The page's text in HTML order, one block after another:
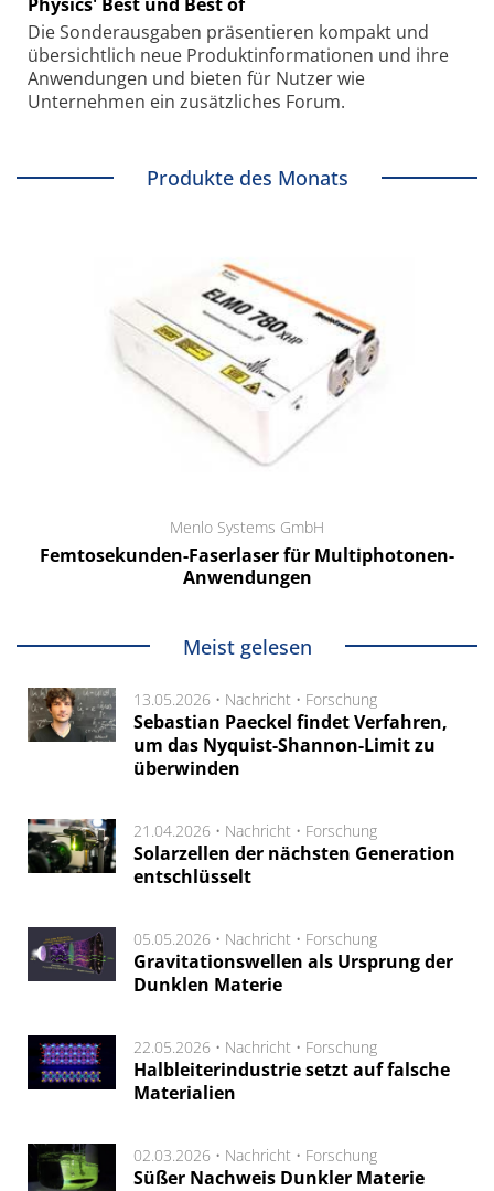
Die Sonder­ausgaben präsentieren kompakt und
übersichtlich neue Produkt­informationen und ihre
Anwendungen und bieten für Nutzer wie
Unternehmen ein zusätzliches Forum.
Produkte des Monats
Menlo Systems GmbH
Femtosekunden-Faserlaser für Multiphotonen-
Anwendungen
Meist gelesen
13.05.2026 • Nachricht • Forschung
Sebastian Paeckel findet Verfahren,
um das Nyquist-Shannon-Limit zu
überwinden
21.04.2026 • Nachricht • Forschung
Solarzellen der nächsten Generation
entschlüsselt
05.05.2026 • Nachricht • Forschung
Gravitationswellen als Ursprung der
Dunklen Materie
22.05.2026 • Nachricht • Forschung
Halbleiterindustrie setzt auf falsche
Materialien
02.03.2026 • Nachricht • Forschung
Süßer Nachweis Dunkler Materie